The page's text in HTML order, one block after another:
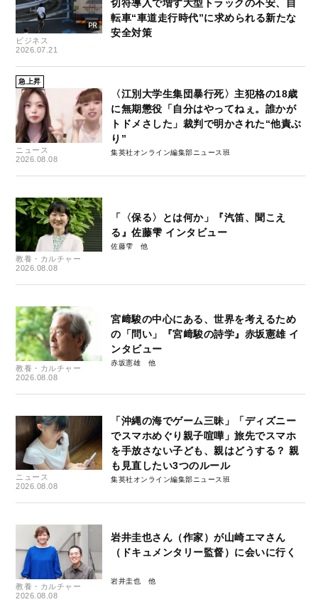
ビジネス
2026.07.21
切符導入で増す大型トラックの不安、自
転車“車道走行時代”に求められる新たな
安全対策
急上昇
ニュース
2026.08.08
〈江別大学生集団暴行死〉主犯格の18歳
に無期懲役「自分はやってねぇ。誰かが
トドメさした」裁判で明かされた“他責ぶ
り”
集英社オンライン編集部ニュース班
教養・カルチャー
2026.08.08
「〈保る〉とは何か」『汽笛、聞こえ
る』佐藤雫 インタビュー
佐藤雫
教養・カルチャー
2026.08.08
宮﨑駿の中心にある、世界を考えるため
の「問い」『宮﨑駿の詩学』赤坂憲雄 イ
ンタビュー
赤坂憲雄
ニュース
2026.08.08
「沖縄の海でゲーム三昧」「ディズニー
でスマホめぐり親子喧嘩」旅先でスマホ
を手放さない子ども、親はどうする？ 親
も見直したい3つのルール
集英社オンライン編集部ニュース班
教養・カルチャー
2026.08.08
岩井圭也さん（作家）が山崎エマさん
（ドキュメンタリー監督）に会いに行く
岩井圭也